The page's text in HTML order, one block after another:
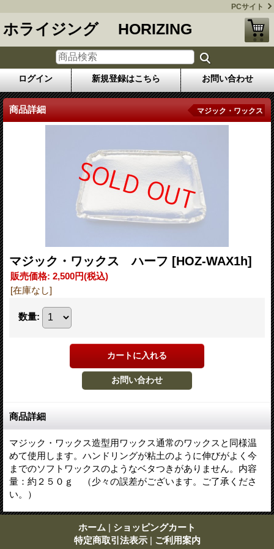
PCサイト
ホライジング HORIZING
ログイン 新規登録はこちら お問い合わせ
商品詳細 マジック・ワックス
マジック・ワックス ハーフ [HOZ-WAX1h]
販売価格: 2,500円(税込)
[在庫なし]
数量:
商品詳細
マジック・ワックス造型用ワックス通常のワックスと同様温
めて使用します。ハンドリングが粘土のように伸びがよく今
までのソフトワックスのようなベタつきがありません。内容
量：約２５０ｇ （少々の誤差がございます。ご了承くださ
い。）
ホーム | ショッピングカート
特定商取引法表示 | ご利用案内